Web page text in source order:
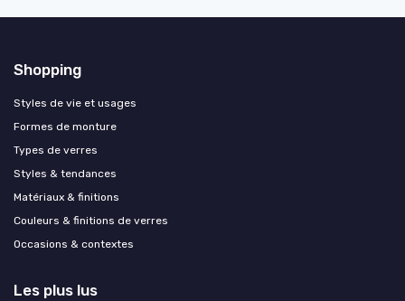
Shopping
Styles de vie et usages
Formes de monture
Types de verres
Styles & tendances
Matériaux & finitions
Couleurs & finitions de verres
Occasions & contextes
Les plus lus